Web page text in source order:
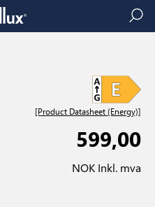
[Product Datasheet (Energy)]
599,00
NOK Inkl. mva